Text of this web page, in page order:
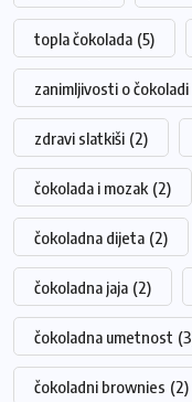
topla čokolada (5)
zanimljivosti o čokoladi
zdravi slatkiši (2)
čokolada i mozak (2)
čokoladna dijeta (2)
čokoladna jaja (2)
čokoladna umetnost
čokoladni brownies (2)